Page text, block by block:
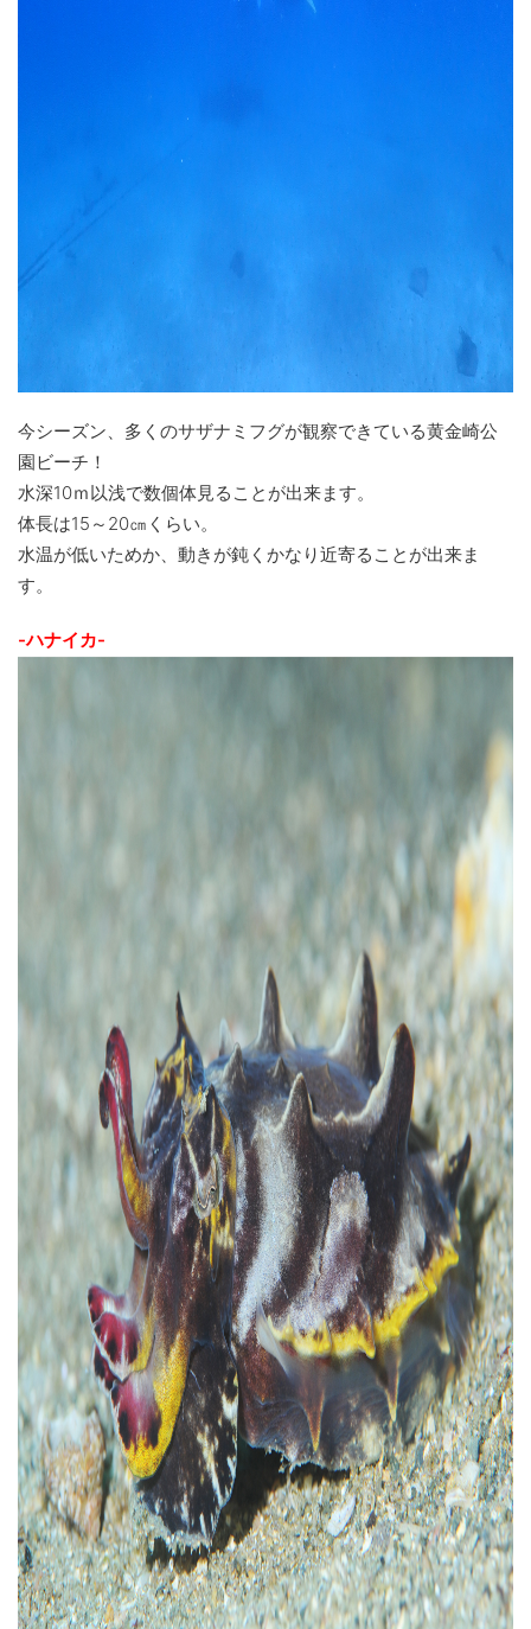
今シーズン、多くのサザナミフグが観察できている黄金崎公
園ビーチ！
水深10ｍ以浅で数個体見ることが出来ます。
体長は15～20㎝くらい。
水温が低いためか、動きが鈍くかなり近寄ることが出来ま
す。
-ハナイカ-